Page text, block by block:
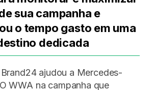
sua campanha e
o tempo gasto em uma
dedicada
ajudou a Mercedes-
WWA na campanha que